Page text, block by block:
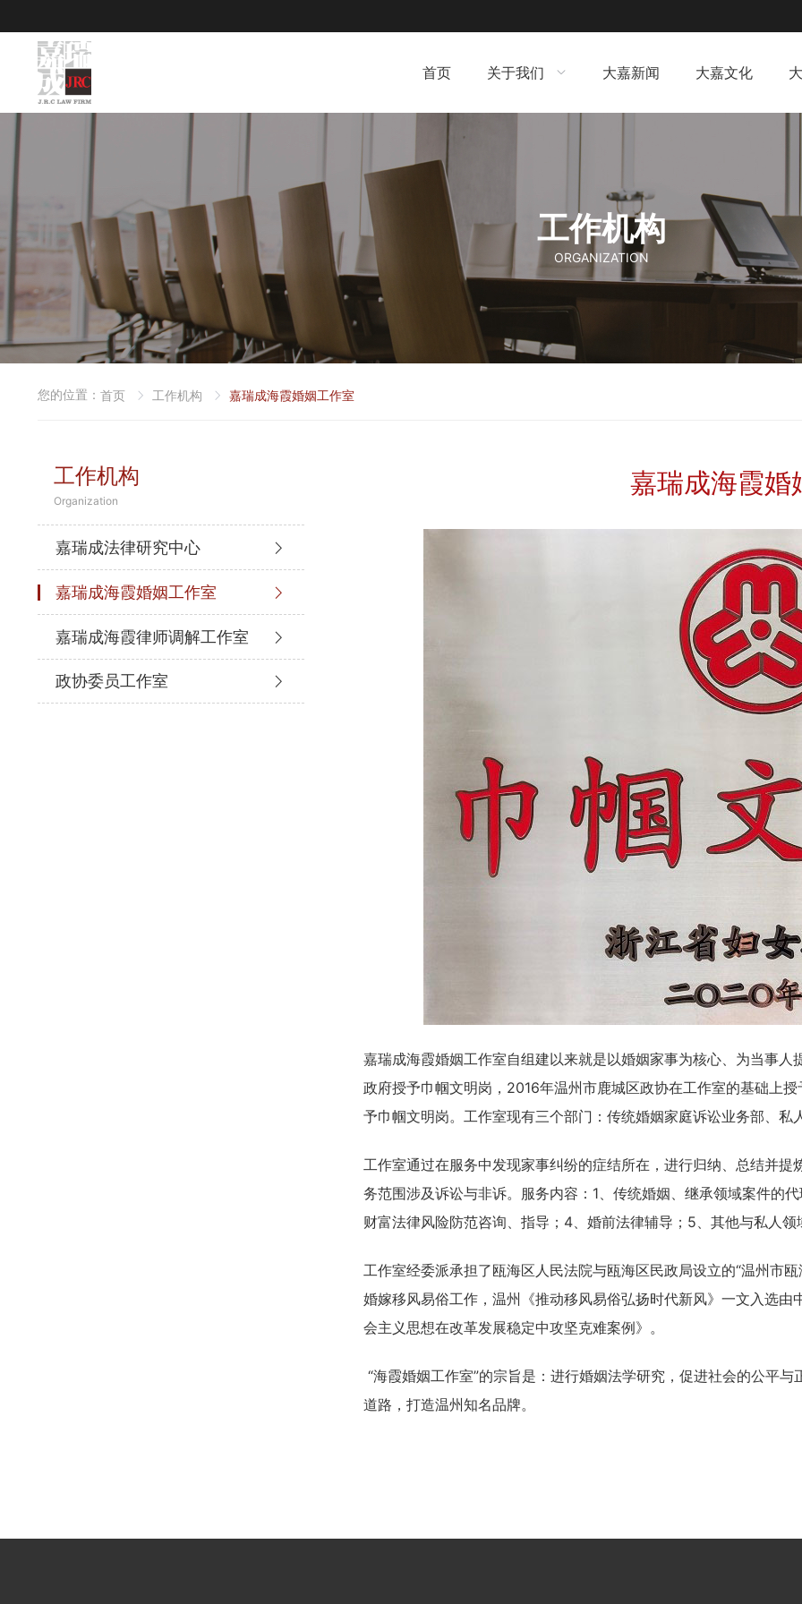
首页 关于我们 大嘉新闻 大嘉文化
工作机构
ORGANIZATION
您的位置： 首页 工作机构 嘉瑞成海霞婚姻工作室
工作机构
Organization
嘉瑞成法律研究中心
嘉瑞成海霞婚姻工作室
嘉瑞成海霞律师调解工作室
政协委员工作室
嘉瑞成海霞婚
嘉瑞成海霞婚姻工作室自组建以来就是以婚姻家事为核心、为当事
政府授予巾帼文明岗，2016年温州市鹿城区政协在工作室的基础上
予巾帼文明岗。工作室现有三个部门：传统婚姻家庭诉讼业务部、
工作室通过在服务中发现家事纠纷的症结所在，进行归纳、总结并
务范围涉及诉讼与非诉。服务内容：1、传统婚姻、继承领域案件的
财富法律风险防范咨询、指导；4、婚前法律辅导；5、其他与私人
工作室经委派承担了瓯海区人民法院与瓯海区民政局设立的“温州市
婚嫁移风易俗工作，温州《推动移风易俗弘扬时代新风》一文入选
会主义思想在改革发展稳定中攻坚克难案例》。
“海霞婚姻工作室”的宗旨是：进行婚姻法学研究，促进社会的公平
道路，打造温州知名品牌。